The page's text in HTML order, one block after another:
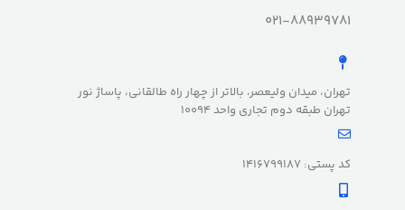
021-88939781
تهران، میدان ولیعصر، بالاتر از چهار راه طالقانی، پاساژ نور
تهران طبقه دوم تجاری واحد 10094
کد پستی: 1416799187